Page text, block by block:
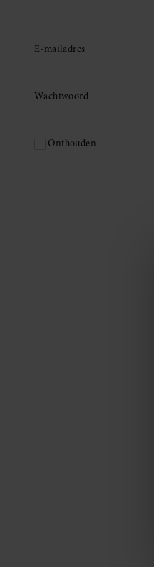
E-mailadres
Wachtwoord
Onthouden